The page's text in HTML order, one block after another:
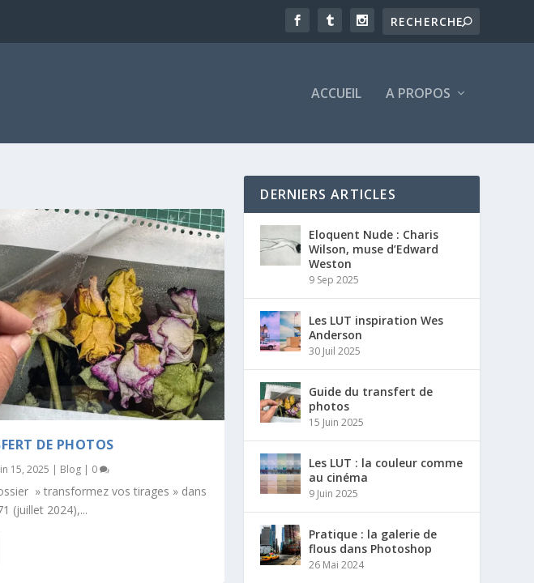
ACCUEIL A PROPOS
DE PHOTOS
15, 2025 | Blog| 0
» transformez vos tirages » dans
(juillet 2024),...
DERNIERS ARTICLES
Eloquent Nude : Charis
Wilson, muse d’Edward
Weston
9 Sep 2025
Les LUT inspiration Wes
Anderson
30 Juil 2025
Guide du transfert de
photos
15 Juin 2025
Les LUT : la couleur comme
au cinéma
9 Juin 2025
Pratique : la galerie de
flous dans Photoshop
26 Mai 2024